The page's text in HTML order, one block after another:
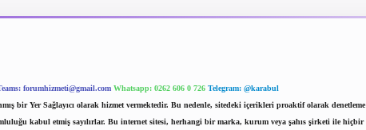
forumhizmeti@gmail.com Whatsapp: 0262 606 0 726 Telegram: @karabul
bir Yer Sağlayıcı olarak hizmet vermektedir. Bu nedenle, sitedeki içerikleri proaktif olarak
kabul etmiş sayılırlar. Bu internet sitesi, herhangi bir marka, kurum veya şahıs şirketi ile hiçbir